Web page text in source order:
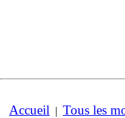
Accueil | Tous les